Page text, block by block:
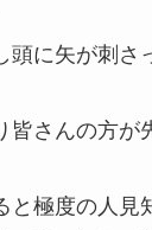
頭に矢が刺さ
皆さんの方が
と極度の人見